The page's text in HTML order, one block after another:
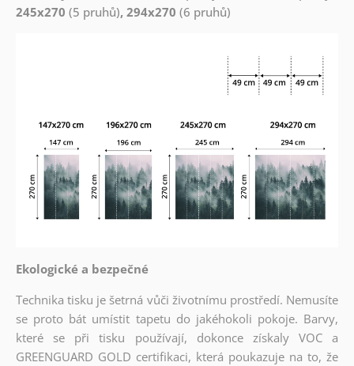
245x270 (5 pruhů), 294x270 (6 pruhů)
Ekologické a bezpečné
Technika tisku je šetrná vůči životnímu prostředí. Nemusíte
se proto bát umístit tapetu do jakéhokoli pokoje. Barvy,
které se při tisku používají, dokonce získaly VOC a
GREENGUARD GOLD certifikaci, která poukazuje na to, že